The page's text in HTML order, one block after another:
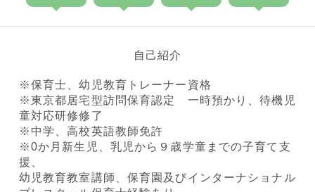
自己紹介
※保育士、幼児教育トレーナー資格
※東京都居宅型訪問保育認定 一時預かり、待機児
童対応研修修了
※中学、高校英語教師免許
※0か月新生児、乳児から９歳学童までの子育て支
援、
幼児教育教室講師、保育園及びインターナショナル